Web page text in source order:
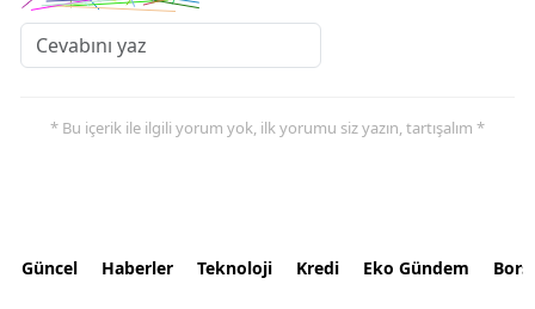
* Bu içerik ile ilgili yorum yok, ilk yorumu siz yazın, tartışalım *
Güncel Haberler Teknoloji Kredi Eko Gündem